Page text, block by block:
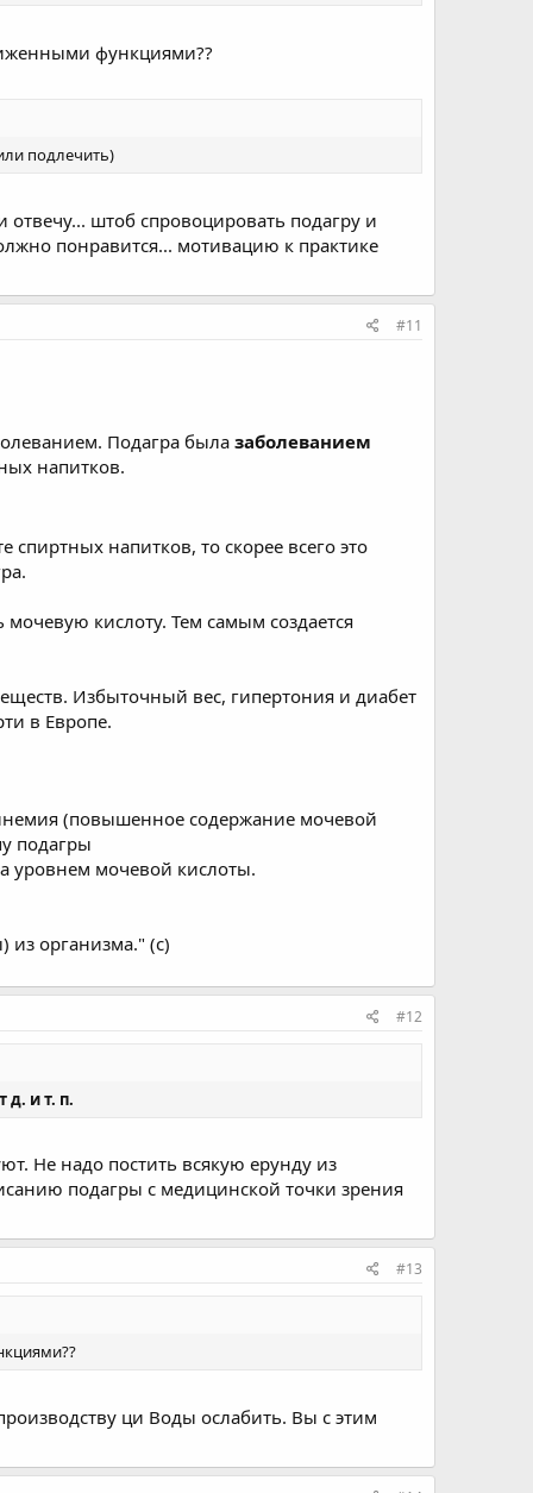
функциями??
подлечить)
отвечу... штоб спровоцировать подагру и
понравится... мотивацию к практике
#11
Подагра была заболеванием
напитков.
напитков, то скорее всего это
кислоту. Тем самым создается
Избыточный вес, гипертония и диабет
в Европе.
(повышенное содержание мочевой
подагры
уровнем мочевой кислоты.
из организма." (с)
#12
д. и т. п.
Не надо постить всякую ерунду из
подагры с медицинской точки зрения
#13
ци Воды ослабить. Вы с этим